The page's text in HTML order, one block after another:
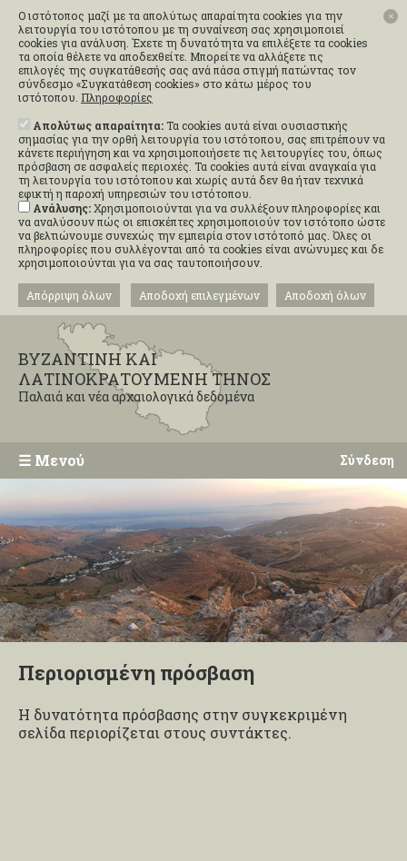
Ο ιστότοπος μαζί με τα απολύτως απαραίτητα cookies για την
λειτουργία του ιστότοπου με τη συναίνεση σας χρησιμοποιεί
cookies για ανάλυση. Έχετε τη δυνατότητα να επιλέξετε τα cookies
τα οποία θέλετε να αποδεχθείτε. Μπορείτε να αλλάξετε τις
επιλογές της συγκατάθεσής σας ανά πάσα στιγμή πατώντας τον
σύνδεσμο «Συγκατάθεση cookies» στο κάτω μέρος του
ιστότοπου. Πληροφορίες
Απολύτως απαραίτητα:Τα cookies αυτά είναι ουσιαστικής
σημασίας για την ορθή λειτουργία του ιστότοπου, σας επιτρέπουν να
κάνετε περιήγηση και να χρησιμοποιήσετε τις λειτουργίες του, όπως
πρόσβαση σε ασφαλείς περιοχές. Τα cookies αυτά είναι αναγκαία για
τη λειτουργία του ιστότοπου και χωρίς αυτά δεν θα ήταν τεχνικά
εφικτή η παροχή υπηρεσιών του ιστότοπου.
Ανάλυσης:Χρησιμοποιούνται για να συλλέξουν πληροφορίες και
να αναλύσουν πώς οι επισκέπτες χρησιμοποιούν τον ιστότοπο ώστε
να βελτιώνουμε συνεχώς την εμπειρία στον ιστότοπό μας. Όλες οι
πληροφορίες που συλλέγονται από τα cookies είναι ανώνυμες και δε
χρησιμοποιούνται για να σας ταυτοποιήσουν.
Απόρριψη όλων Αποδοχή επιλεγμένων Αποδοχή όλων
✕
ΒΥΖΑΝΤΙΝΗ ΚΑΙ
ΛΑΤΙΝΟΚΡΑΤΟΥΜΕΝΗ ΤΗΝΟΣ
Παλαιά και νέα αρχαιολογικά δεδομένα
☰ Μενού Σύνδεση
Περιορισμένη πρόσβαση
Η δυνατότητα πρόσβασης στην συγκεκριμένη
σελίδα περιορίζεται στους συντάκτες.